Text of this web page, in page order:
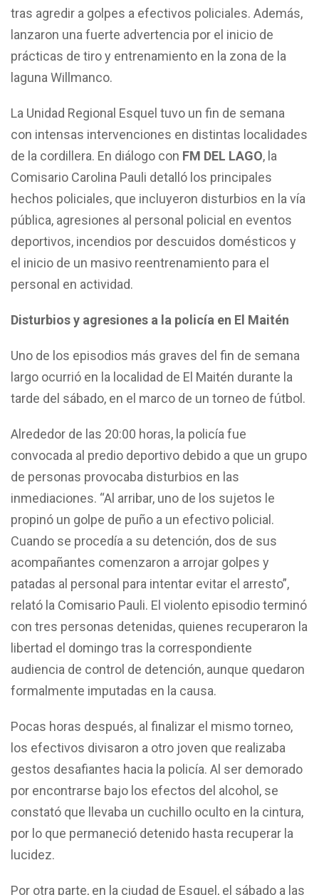
tras agredir a golpes a efectivos policiales. Además,
lanzaron una fuerte advertencia por el inicio de
prácticas de tiro y entrenamiento en la zona de la
laguna Willmanco.
La Unidad Regional Esquel tuvo un fin de semana
con intensas intervenciones en distintas localidades
de la cordillera. En diálogo con FM DEL LAGO, la
Comisario Carolina Pauli detalló los principales
hechos policiales, que incluyeron disturbios en la vía
pública, agresiones al personal policial en eventos
deportivos, incendios por descuidos domésticos y
el inicio de un masivo reentrenamiento para el
personal en actividad.
Disturbios y agresiones a la policía en El Maitén
Uno de los episodios más graves del fin de semana
largo ocurrió en la localidad de El Maitén durante la
tarde del sábado, en el marco de un torneo de fútbol.
Alrededor de las 20:00 horas, la policía fue
convocada al predio deportivo debido a que un grupo
de personas provocaba disturbios en las
inmediaciones. “Al arribar, uno de los sujetos le
propinó un golpe de puño a un efectivo policial.
Cuando se procedía a su detención, dos de sus
acompañantes comenzaron a arrojar golpes y
patadas al personal para intentar evitar el arresto”,
relató la Comisario Pauli. El violento episodio terminó
con tres personas detenidas, quienes recuperaron la
libertad el domingo tras la correspondiente
audiencia de control de detención, aunque quedaron
formalmente imputadas en la causa.
Pocas horas después, al finalizar el mismo torneo,
los efectivos divisaron a otro joven que realizaba
gestos desafiantes hacia la policía. Al ser demorado
por encontrarse bajo los efectos del alcohol, se
constató que llevaba un cuchillo oculto en la cintura,
por lo que permaneció detenido hasta recuperar la
lucidez.
Por otra parte, en la ciudad de Esquel, el sábado a las